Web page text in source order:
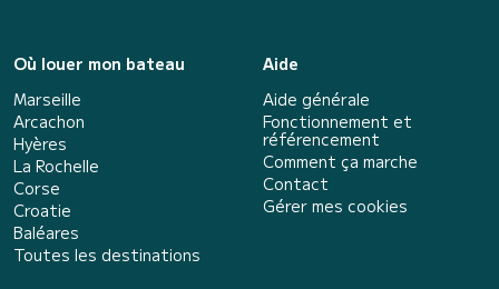
Où louer mon bateau
Marseille
Arcachon
Hyères
La Rochelle
Corse
Croatie
Baléares
Toutes les destinations
Aide
Aide générale
Fonctionnement et
référencement
Comment ça marche
Contact
Gérer mes cookies